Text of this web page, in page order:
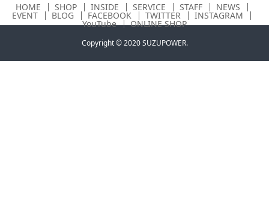
HOME SHOP INSIDE SERVICE STAFF NEWS
EVENT BLOG FACEBOOK TWITTER INSTAGRAM
YouTube ONLINE SHOP
Copyright © 2020 SUZUPOWER.